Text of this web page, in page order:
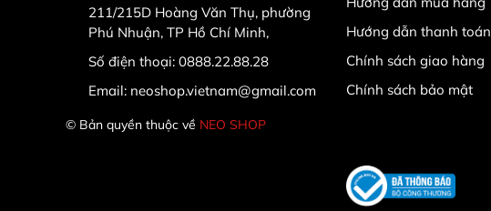
211/215D Hoàng Văn Thụ, phường
Phú Nhuận, TP Hồ Chí Minh,
Số điện thoại: 0888.22.88.28
Email: neoshop.vietnam@gmail.com
© Bản quyền thuộc về NEO SHOP
Hướng dẫn thanh toán
Chính sách giao hàng
Chính sách bảo mật